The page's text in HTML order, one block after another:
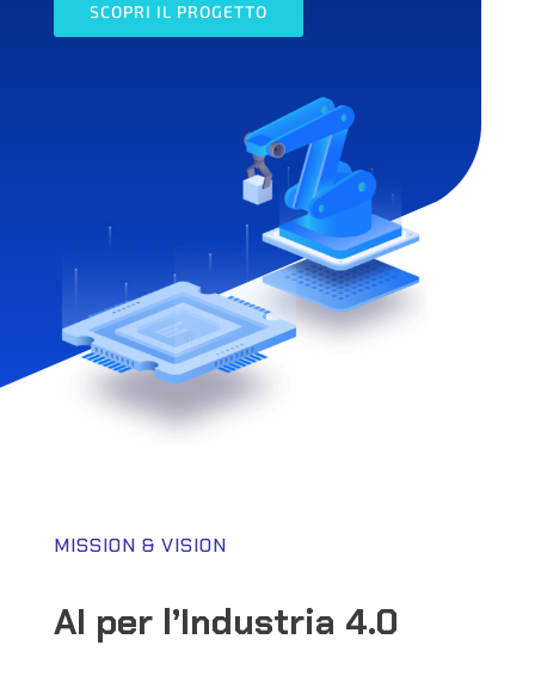
SCOPRI IL PROGETTO
MISSION & VISION
AI per l’Industria 4.0